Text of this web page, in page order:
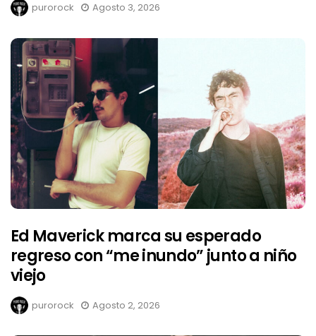
purorock Agosto 3, 2026
Ed Maverick marca su esperado
regreso con “me inundo” junto a niño
viejo
purorock Agosto 2, 2026